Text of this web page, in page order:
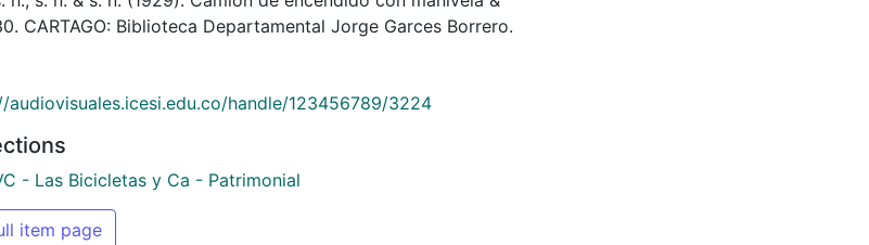
CARTAGO: Biblioteca Departamental Jorge Garces Borrero.
audiovisuales.icesi.edu.co/handle/123456789/3224
- Las Bicicletas y Ca - Patrimonial
item page